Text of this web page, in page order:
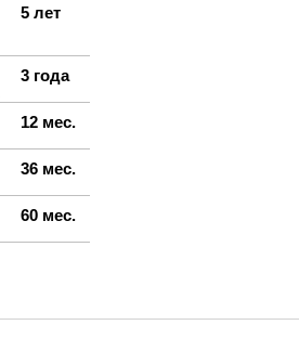
5 лет
3 года
12 мес.
36 мес.
60 мес.